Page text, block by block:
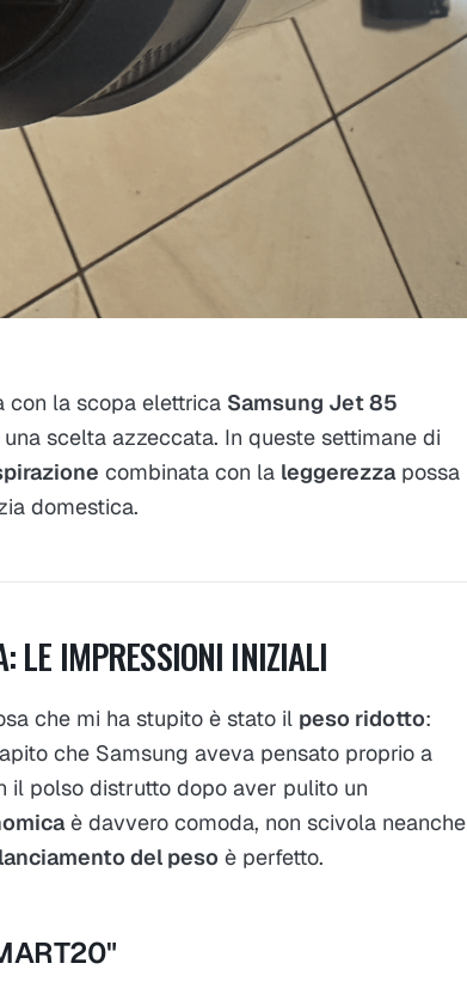
con la scopa elettrica Samsung Jet 85
scelta azzeccata. In queste settimane di
combinata con la leggerezzapossa
domestica.
LE IMPRESSIONI INIZIALI
che mi ha stupito è stato il peso ridotto:
che Samsung aveva pensato proprio a
il polso distrutto dopo aver pulito un
è davvero comoda, non scivola neanche
del peso è perfetto.